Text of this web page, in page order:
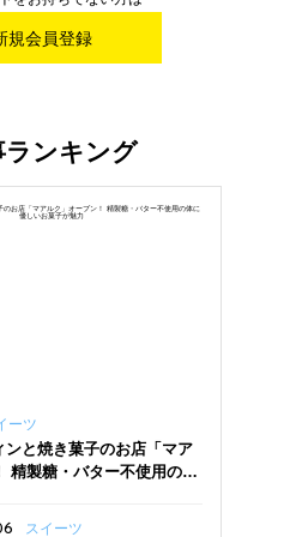
規会員登録
ランキング
ーツ
ンと焼き菓子のお店「マア
精製糖・バター不使用の体
スイーツ